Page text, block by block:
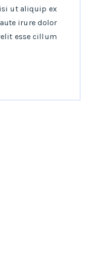
ut aliquip ex
irure dolor
esse cillum